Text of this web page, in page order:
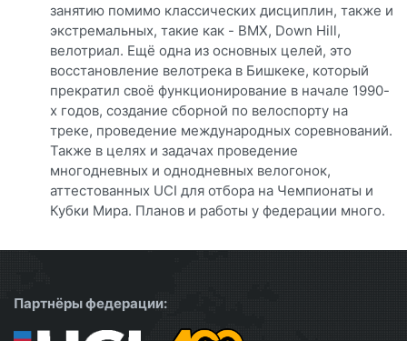
занятию помимо классических дисциплин, также и
экстремальных, такие как - BMX, Down Hill,
велотриал. Ещё одна из основных целей, это
восстановление велотрека в Бишкеке, который
прекратил своё функционирование в начале 1990-
х годов, создание сборной по велоспорту на
треке, проведение международных соревнований.
Также в целях и задачах проведение
многодневных и однодневных велогонок,
аттестованных UCI для отбора на Чемпионаты и
Кубки Мира. Планов и работы у федерации много.
Партнёры федерации: